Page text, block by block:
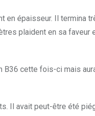
en épaisseur. Il termina
plaident en sa faveur
cette fois-ci mais
Il avait peut-être été